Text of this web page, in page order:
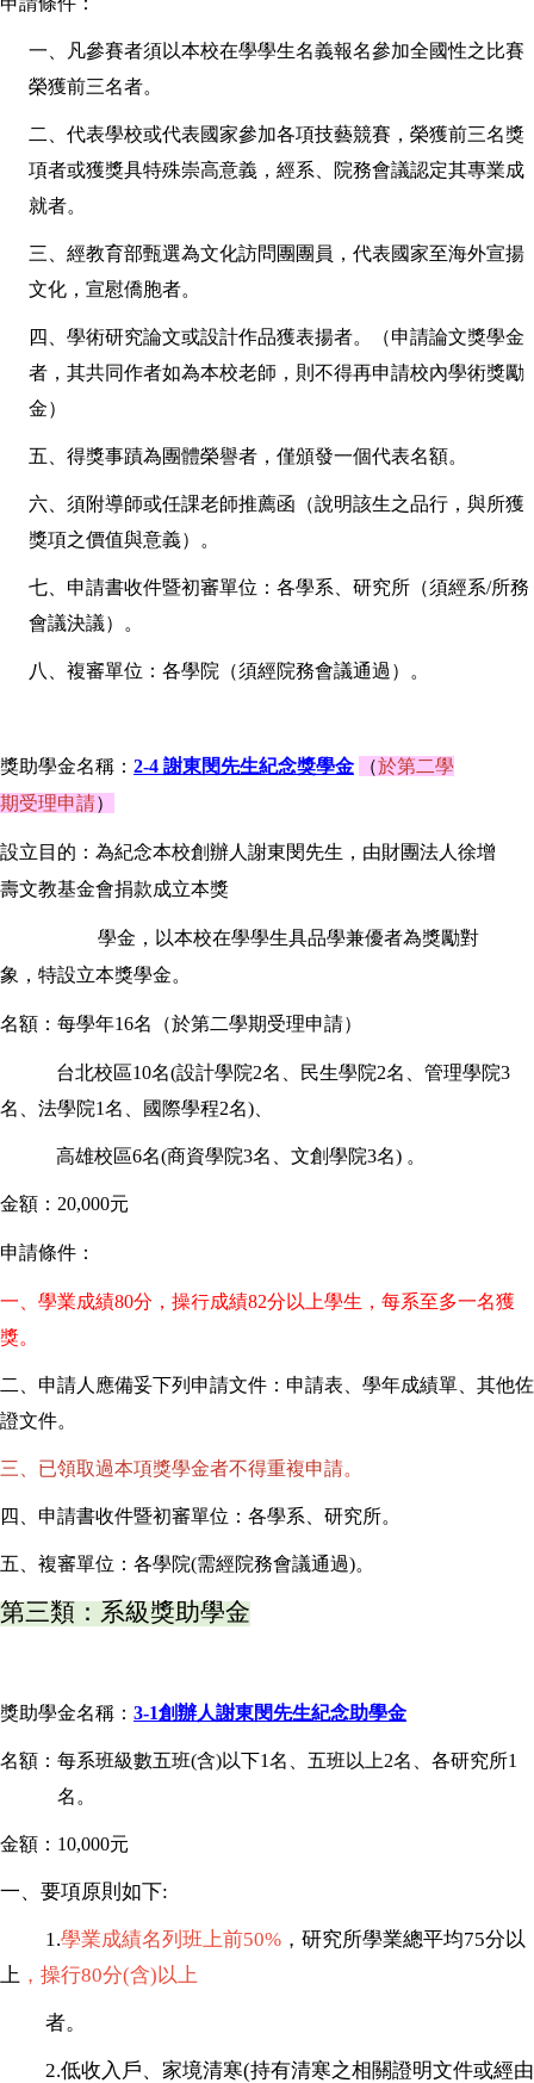
一、凡參賽者須以本校在學學生名義報名參加全國性之比賽
榮獲前三名者。
二、代表學校或代表國家參加各項技藝競賽，榮獲前三名獎
項者或獲獎具特殊崇高意義，經系、院務會議認定其專業成
就者。
三、經教育部甄選為文化訪問團團員，代表國家至海外宣揚
文化，宣慰僑胞者。
四、學術研究論文或設計作品獲表揚者。（申請論文獎學金
者，其共同作者如為本校老師，則不得再申請校內學術獎勵
金）
五、得獎事蹟為團體榮譽者，僅頒發一個代表名額。
六、須附導師或任課老師推薦函（說明該生之品行，與所獲
獎項之價值與意義）。
七、申請書收件暨初審單位：各學系、研究所（須經系/所務
會議決議）。
八、複審單位：各學院（須經院務會議通過）。
獎助學金名稱： 2-4 謝東閔先生紀念獎學金 （於第二學
期受理申請）
設立目的：為紀念本校創辦人謝東閔先生，由財團法人徐增
壽文教基金會捐款成立本獎
學金，以本校在學學生具品學兼優者為獎勵對
象，特設立本獎學金。
名額：每學年16名（於第二學期受理申請）
台北校區10名(設計學院2名、民生學院2名、管理學院3
名、 法學院1名、 國際學程2名)
高雄校區6名(商資學院3名、文創學院3名) 。
金額：20,000元
申請條件：
一、學業成績80分，操行成績82分以上學生，每系至多一名獲
獎。
二、申請人應備妥下列申請文件：申請表、學年成績單、其他佐
證文件。
三、已領取過本項獎學金者不得重複申請。
四、申請書收件暨初審單位：各學系、研究所。
五、複審單位：各學院(需經院務會議通過)。
第三類：系級獎助學金
獎助學金名稱： 3-1創辦人謝東閔先生紀念助學金
名額：每系班級數五班(含)以下1名、五班以上2名、各研究所1
名 。
金額：10,000元
一、 要項原則如下:
1.學業成績名列班上前50%， 研究所學業總平均75分以
上 ，操行80分(含)以上
者。
2.低收入戶、家境清寒(持有清寒之相關證明文件或經由